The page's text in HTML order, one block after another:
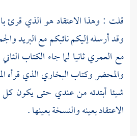
قلت : وهذا الاعتقاد هو الذي قرئ
وقد أرسله إليكم نائبكم مع البريد
مع العمري ثانيا لما جاء الكتاب
والمحضر وكتابالبخاريالذي قرأه
شيئا أبتدئه من عندي حتى يكون
الاعتقاد بعينه والنسخة بعينها .